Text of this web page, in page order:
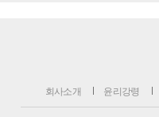
회사소개 윤리강령